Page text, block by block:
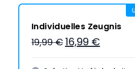
Individuelles Zeugnis
19,99 € 16,99 €